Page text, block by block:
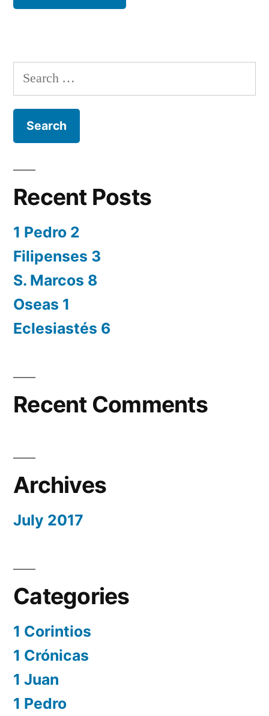
Search
for:
Recent Posts
1 Pedro 2
Filipenses 3
S. Marcos 8
Oseas 1
Eclesiastés 6
Recent Comments
Archives
July 2017
Categories
1 Corintios
1 Crónicas
1 Juan
1 Pedro